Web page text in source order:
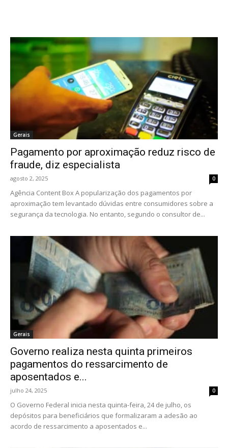
Gerais
Pagamento por aproximação reduz risco de
fraude, diz especialista
agosto 2, 2025 0
Agência Content Box A popularização dos pagamentos por
aproximação tem levantado dúvidas entre consumidores sobre a
segurança da tecnologia. No entanto, segundo o consultor de...
Gerais
Governo realiza nesta quinta primeiros
pagamentos do ressarcimento de
aposentados e...
julho 24, 2025 0
O Governo Federal inicia nesta quinta-feira, 24 de julho, os
depósitos para beneficiários que formalizaram a adesão ao
acordo de ressarcimento a aposentados e...